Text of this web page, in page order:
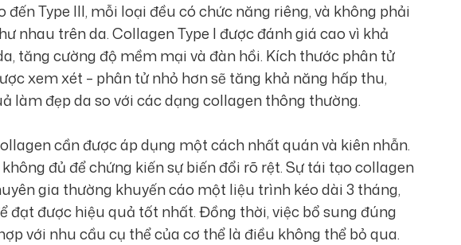
đến Type III, mỗi loại đều có chức năng riêng, và không phải
nhau trên da. Collagen Type I được đánh giá cao vì khả
tăng cường độ mềm mại và đàn hồi. Kích thước phân tử
xem xét – phân tử nhỏ hơn sẽ tăng khả năng hấp thu,
làm đẹp da so với các dạng collagen thông thường.
cần được áp dụng một cách nhất quán và kiên nhẫn.
đủ để chứng kiến sự biến đổi rõ rệt. Sự tái tạo collagen
gia thường khuyến cáo một liệu trình kéo dài 3 tháng,
đạt được hiệu quả tốt nhất. Đồng thời, việc bổ sung đúng
với nhu cầu cụ thể của cơ thể là điều không thể bỏ qua.